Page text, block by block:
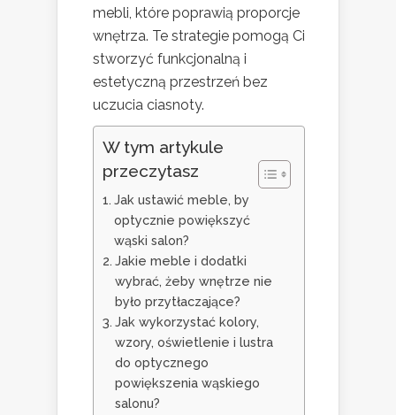
mebli, które poprawią proporcje
wnętrza. Te strategie pomogą Ci
stworzyć funkcjonalną i
estetyczną przestrzeń bez
uczucia ciasnoty.
W tym artykule
przeczytasz
Jak ustawić meble, by
optycznie powiększyć
wąski salon?
Jakie meble i dodatki
wybrać, żeby wnętrze nie
było przytłaczające?
Jak wykorzystać kolory,
wzory, oświetlenie i lustra
do optycznego
powiększenia wąskiego
salonu?